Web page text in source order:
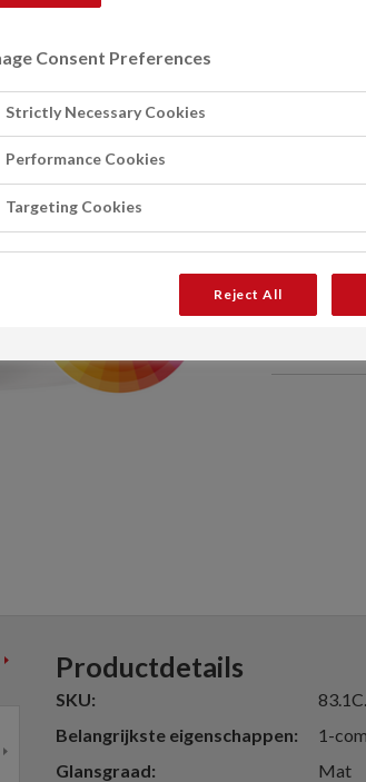
Uiterst
Goed
Productdetails
SKU
Belangrijkste eigenschappen
1-
Glansgraad
Mat
Consent Preferences
Strictly Necessary Cookies
Performance Cookies
Targeting Cookies
Reject All